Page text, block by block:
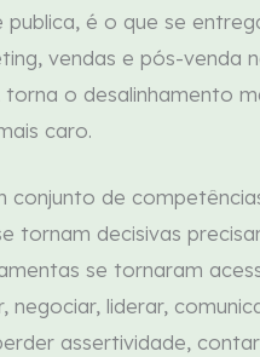
publica, é o que se
vendas e pós-venda
torna o desalinhamento
caro.
conjunto de
tornam decisivas
se tornaram
negociar, liderar,
assertividade,